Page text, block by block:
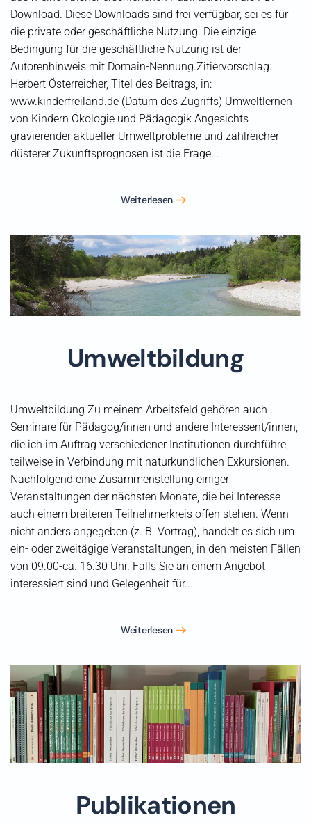
Download. Diese Downloads sind frei verfügbar, sei es für
die private oder geschäftliche Nutzung. Die einzige
Bedingung für die geschäftliche Nutzung ist der
Autorenhinweis mit Domain-Nennung.Zitiervorschlag:
Herbert Österreicher, Titel des Beitrags, in:
www.kinderfreiland.de (Datum des Zugriffs) Umweltlernen
von Kindern Ökologie und Pädagogik Angesichts
gravierender aktueller Umweltprobleme und zahlreicher
düsterer Zukunftsprognosen ist die Frage...
Weiterlesen
Umweltbildung
Umweltbildung Zu meinem Arbeitsfeld gehören auch
Seminare für Pädagog/innen und andere Interessent/innen,
die ich im Auftrag verschiedener Institutionen durchführe,
teilweise in Verbindung mit naturkundlichen Exkursionen.
Nachfolgend eine Zusammenstellung einiger
Veranstaltungen der nächsten Monate, die bei Interesse
auch einem breiteren Teilnehmerkreis offen stehen. Wenn
nicht anders angegeben (z. B. Vortrag), handelt es sich um
ein- oder zweitägige Veranstaltungen, in den meisten Fällen
von 09.00-ca. 16.30 Uhr. Falls Sie an einem Angebot
interessiert sind und Gelegenheit für...
Weiterlesen
Publikationen